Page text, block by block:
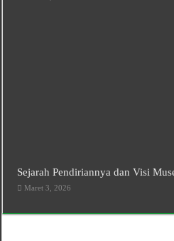
Sejarah Pendiriannya dan Visi
Maret 3, 2026